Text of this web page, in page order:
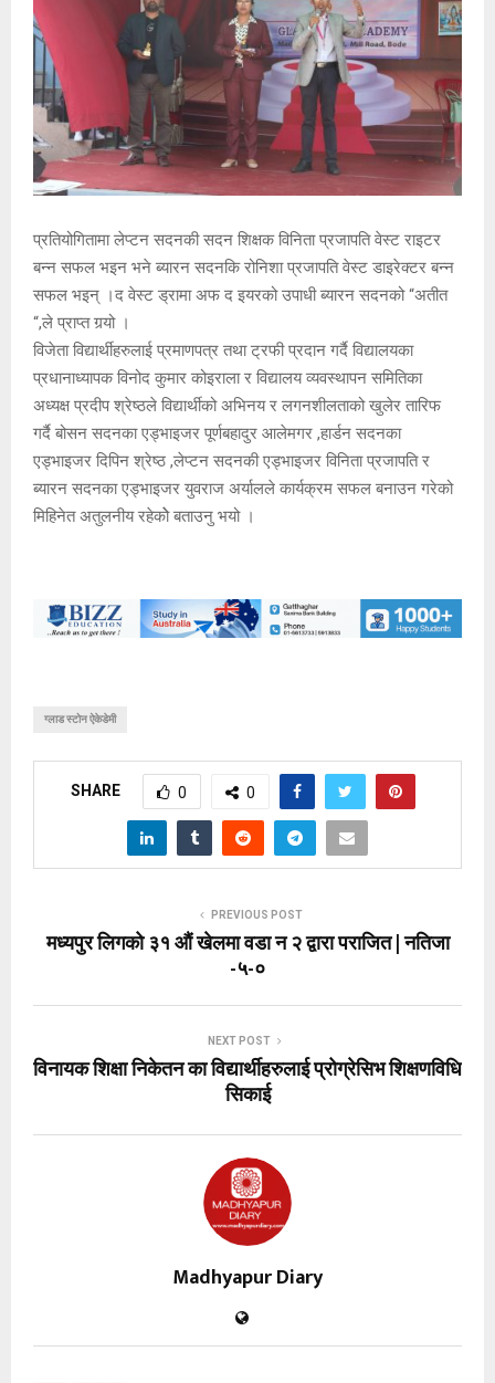
प्रतियोगितामा लेप्टन सदनकी सदन शिक्षक विनिता प्रजापति वेस्ट राइटर
बन्न सफल भइन भने ब्यारन सदनकि रोनिशा प्रजापति वेस्ट डाइरेक्टर बन्न
सफल भइन् ।द वेस्ट ड्रामा अफ द इयरको उपाधी ब्यारन सदनको “अतीत
“,ले प्राप्त गर्‍यो ।
विजेता विद्यार्थीहरुलाई प्रमाणपत्र तथा ट्रफी प्रदान गर्दै विद्यालयका
प्रधानाध्यापक विनोद कुमार कोइराला र विद्यालय व्यवस्थापन समितिका
अध्यक्ष प्रदीप श्रेष्ठले विद्यार्थीको अभिनय र लगनशीलताको खुलेर तारिफ
गर्दै बोसन सदनका एड्भाइजर पूर्णबहादुर आलेमगर ,हार्डन सदनका
एड्भाइजर दिपिन श्रेष्ठ ,लेप्टन सदनकी एड्भाइजर विनिता प्रजापति र
ब्यारन सदनका एड्भाइजर युवराज अर्यालले कार्यक्रम सफल बनाउन गरेको
मिहिनेत अतुलनीय रहेकोे बताउनु भयो ।
ग्लाड स्टोन ऐकेडेमी
SHARE 0 0
PREVIOUS POST
मध्यपुर लिगको ३१ औं खेलमा वडा न २ द्वारा पराजित | नतिजा
-५-०
NEXT POST
विनायक शिक्षा निकेतन का विद्यार्थीहरुलाई प्रोग्रेसिभ शिक्षणविधि
सिकाई
Madhyapur Diary